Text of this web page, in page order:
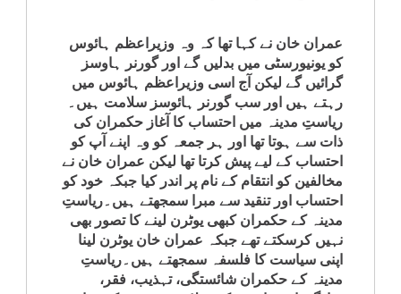
عمران خان نے کہا تھا کہ وہ وزیراعظم ہائوس
کو یونیورسٹی میں بدلیں گے اور گورنر ہاوسز
گرائیں گے لیکن آج اسی وزیراعظم ہائوس میں
رہتے ہیں اور سب گورنر ہائوسز سلامت ہیں۔
ریاستِ مدینہ میں احتساب کا آغاز حکمران کی
ذات سے ہوتا تھا اور ہر جمعہ کو وہ اپنے آپ کو
احتساب کے لیے پیش کرتا تھا لیکن عمران خان نے
مخالفین کو انتقام کے نام پر اندر کیا جبکہ خود کو
احتساب اور تنقید سے مبرا سمجھتے ہیں۔ریاستِ
مدینہ کے حکمران کبھی یوٹرن لینے کا تصور بھی
نہیں کرسکتے تھے جبکہ عمران خان یوٹرن لینا
اپنی سیاست کا فلسفہ سمجھتے ہیں۔ریاستِ
مدینہ کے حکمران شائستگی، تہذیب، فقر،